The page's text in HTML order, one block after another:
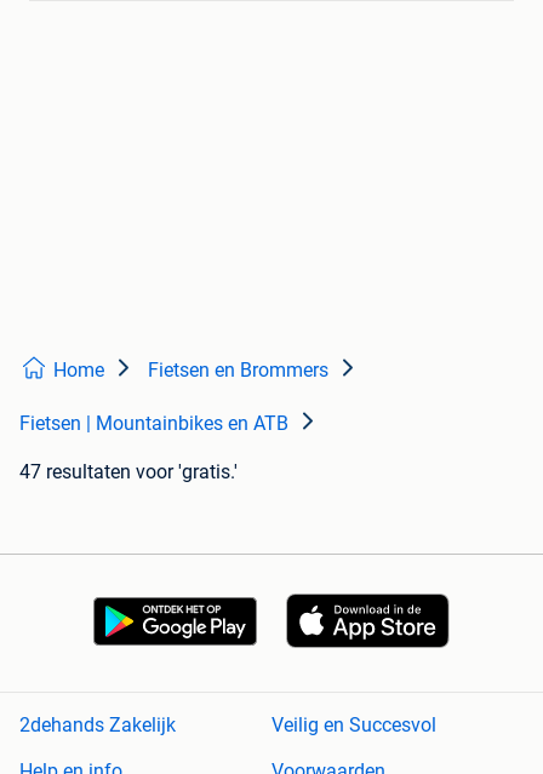
Home Fietsen en Brommers
Fietsen | Mountainbikes en ATB
47 resultaten voor 'gratis.'
2dehands Zakelijk
Veilig en Succesvol